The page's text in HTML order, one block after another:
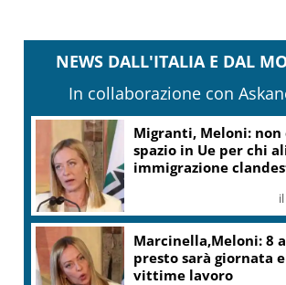
NEWS DALL'ITALIA E DAL
In collaborazione con
Migranti, Meloni: non
spazio in Ue per chi
immigrazione
Marcinella,Meloni: 8
presto sarà giornata
vittime lavoro